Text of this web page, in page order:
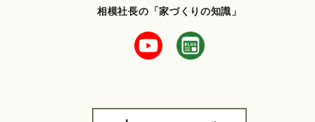
相模社長の「家づくりの知識」